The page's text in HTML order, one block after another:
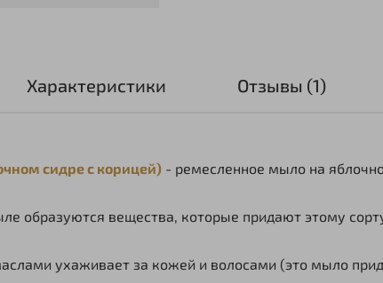
Характеристики Отзывы (1)
сидре с корицей) - ремесленное мыло на
образуются вещества, которые придают этому
ухаживает за кожей и волосами (это мыло